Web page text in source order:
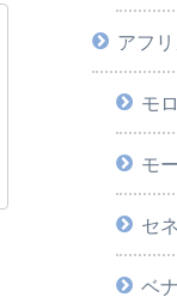
アフ
モ
モ
セ
ベ